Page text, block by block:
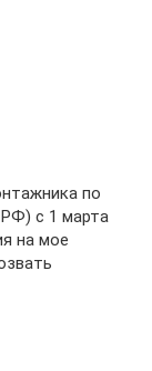
по
с 1 марта
на мое